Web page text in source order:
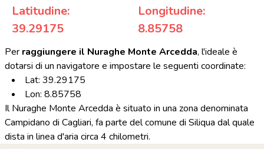
Latitudine:
39.29175
Longitudine:
8.85758
Per raggiungere il Nuraghe Monte Arcedda, l'ideale è
dotarsi di un navigatore e impostare le seguenti coordinate:
Lat: 39.29175
Lon: 8.85758
Il Nuraghe Monte Arcedda è situato in una zona denominata
Campidano di Cagliari, fa parte del comune di Siliqua dal quale
dista in linea d'aria circa 4 chilometri.